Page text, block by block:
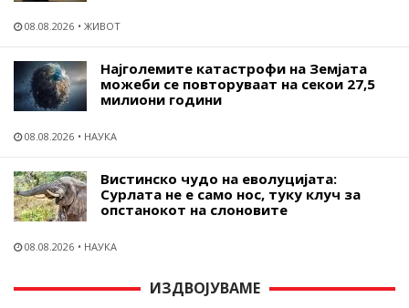
08.08.2026 ЖИВОТ
Најголемите катастрофи на Земјата
можеби се повторуваат на секои 27,5
милиони години
08.08.2026 НАУКА
Вистинско чудо на еволуцијата:
Сурлата не е само нос, туку клуч за
опстанокот на слоновите
08.08.2026 НАУКА
ИЗДВОЈУВАМЕ